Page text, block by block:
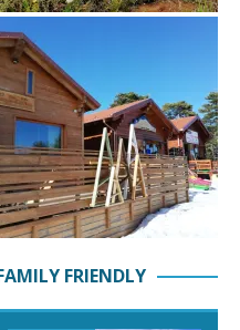
FRIENDLY